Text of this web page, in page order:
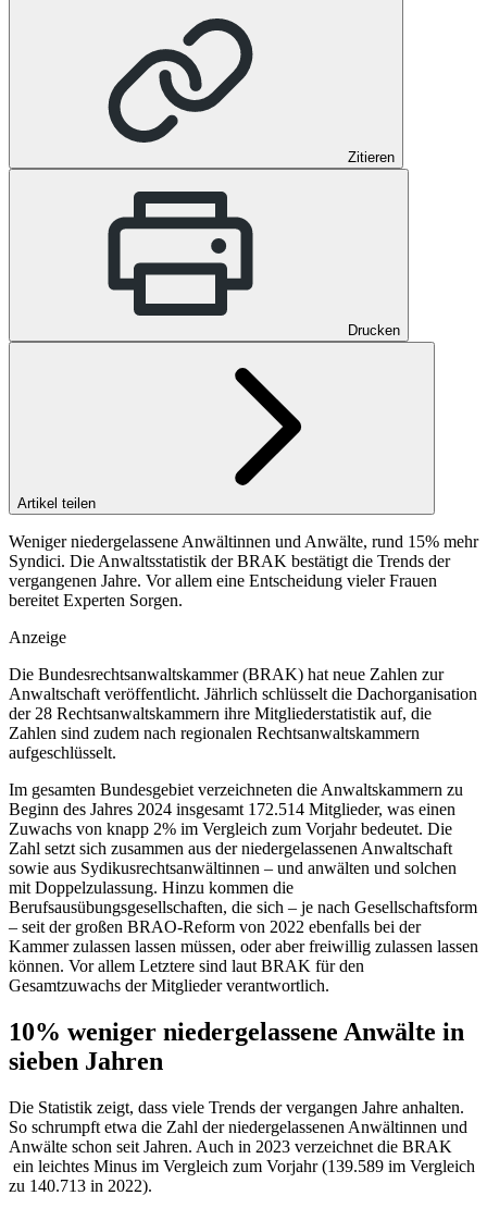
Zitieren
Drucken
Artikel teilen
Weniger niedergelassene Anwältinnen und Anwälte, rund 15% mehr
Syndici. Die Anwaltsstatistik der BRAK bestätigt die Trends der
vergangenen Jahre. Vor allem eine Entscheidung vieler Frauen
bereitet Experten Sorgen.
Anzeige
Die Bundesrechtsanwaltskammer (BRAK) hat neue Zahlen zur
Anwaltschaft veröffentlicht. Jährlich schlüsselt die Dachorganisation
der 28 Rechtsanwaltskammern ihre Mitgliederstatistik auf, die
Zahlen sind zudem nach regionalen Rechtsanwaltskammern
aufgeschlüsselt.
Im gesamten Bundesgebiet verzeichneten die Anwaltskammern zu
Beginn des Jahres 2024 insgesamt 172.514 Mitglieder, was einen
Zuwachs von knapp 2% im Vergleich zum Vorjahr bedeutet. Die
Zahl setzt sich zusammen aus der niedergelassenen Anwaltschaft
sowie aus Sydikusrechtsanwältinnen – und anwälten und solchen
mit Doppelzulassung. Hinzu kommen die
Berufsausübungsgesellschaften, die sich – je nach Gesellschaftsform
– seit der großen BRAO-Reform von 2022 ebenfalls bei der
Kammer zulassen lassen müssen, oder aber freiwillig zulassen lassen
können. Vor allem Letztere sind laut BRAK für den
Gesamtzuwachs der Mitglieder verantwortlich.
10% weniger niedergelassene Anwälte in
sieben Jahren
Die Statistik zeigt, dass viele Trends der vergangen Jahre anhalten.
So schrumpft etwa die Zahl der niedergelassenen Anwältinnen und
Anwälte schon seit Jahren. Auch in 2023 verzeichnet die BRAK
ein leichtes Minus im Vergleich zum Vorjahr (139.589 im Vergleich
zu 140.713 in 2022).